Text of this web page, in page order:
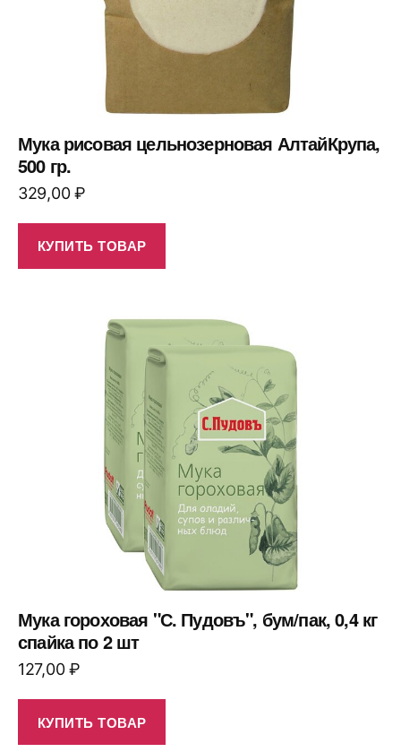
Мука рисовая цельнозерновая АлтайКрупа,
500 гр.
329,00₽
КУПИТЬ ТОВАР
Мука гороховая "С. Пудовъ", бум/пак, 0,4 кг
спайка по 2 шт
127,00₽
КУПИТЬ ТОВАР